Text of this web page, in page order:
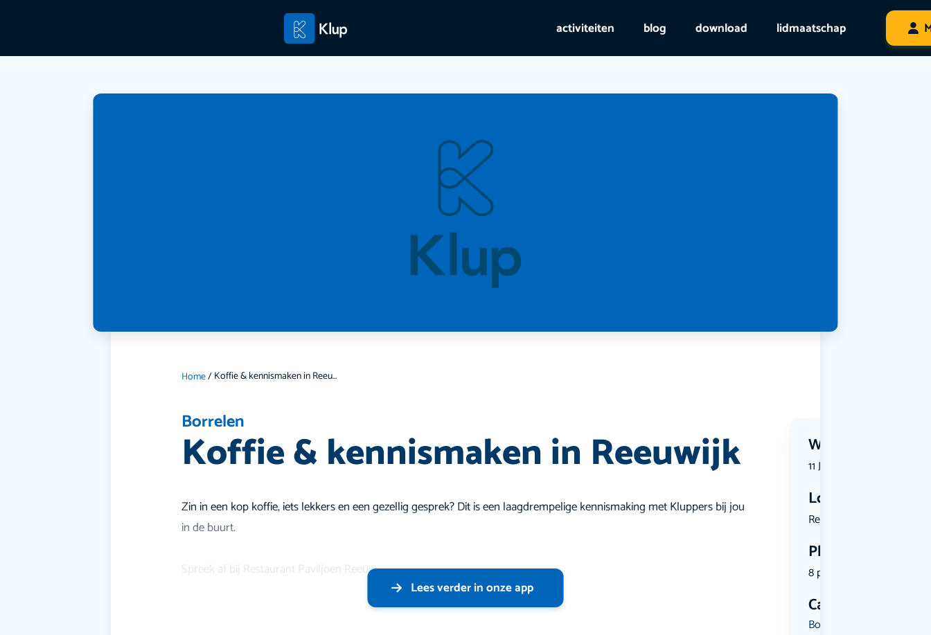
activiteiten blog download lidmaatschap
Home/ Koffie & kennismaken in Reeuwijk
Borrelen
Koffie & kennismaken in Reeuwijk Wanneer?
11 July 2026 | 11:00
Locatie
Reeuwijkse...
Plekken
8 plekken beschikbaar
Categorie
Borrelen
Zin in een kop koffie, iets lekkers en een gezellig gesprek? Dit is een laagdrempelige kennismaking met Kluppers bij jou
in de buurt.
Spreek af bij Restaurant Paviljoen Reeuw
Lees verder in onze app